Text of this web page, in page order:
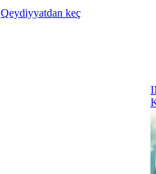
Qeydiyyatdan keç